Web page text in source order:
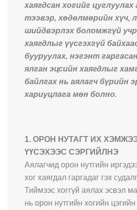
хаягдсан хогийг цуглуулах
тээвэр, хөдөлмөрийн хүч,
шийдвэрлэх боломжгүй
хаягдлыг үүсгэхгүй
бууруулах, нэгэнт
ялган эцсийн хаягдлыг
байлгах нь аялагч бүрийн
хариуцлага мөн болно.
1. ОРОН НУТАГТ ИХ
ҮҮСЭХЭЭС СЭРГИЙЛНЭ
Аялагчид орон нутгийн
хог хаягдал гаргадаг гэх
Тиймээс хоггүй аялах эсвэл
нь орон нутгийн хогийн